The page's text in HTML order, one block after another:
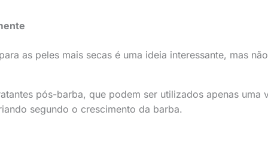
as peles mais secas é uma ideia interessante, mas
pós-barba, que podem ser utilizados apenas uma
segundo o crescimento da barba.